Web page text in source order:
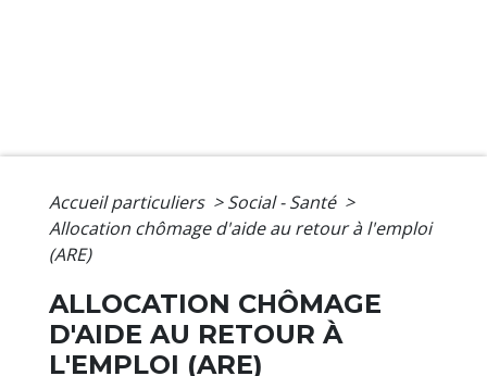
Accueil particuliers > Social - Santé >
Allocation chômage d'aide au retour à l'emploi
(ARE)
ALLOCATION CHÔMAGE
D'AIDE AU RETOUR À
L'EMPLOI (ARE)